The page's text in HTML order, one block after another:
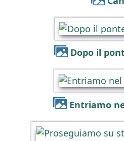
Dopo il
Entriamo